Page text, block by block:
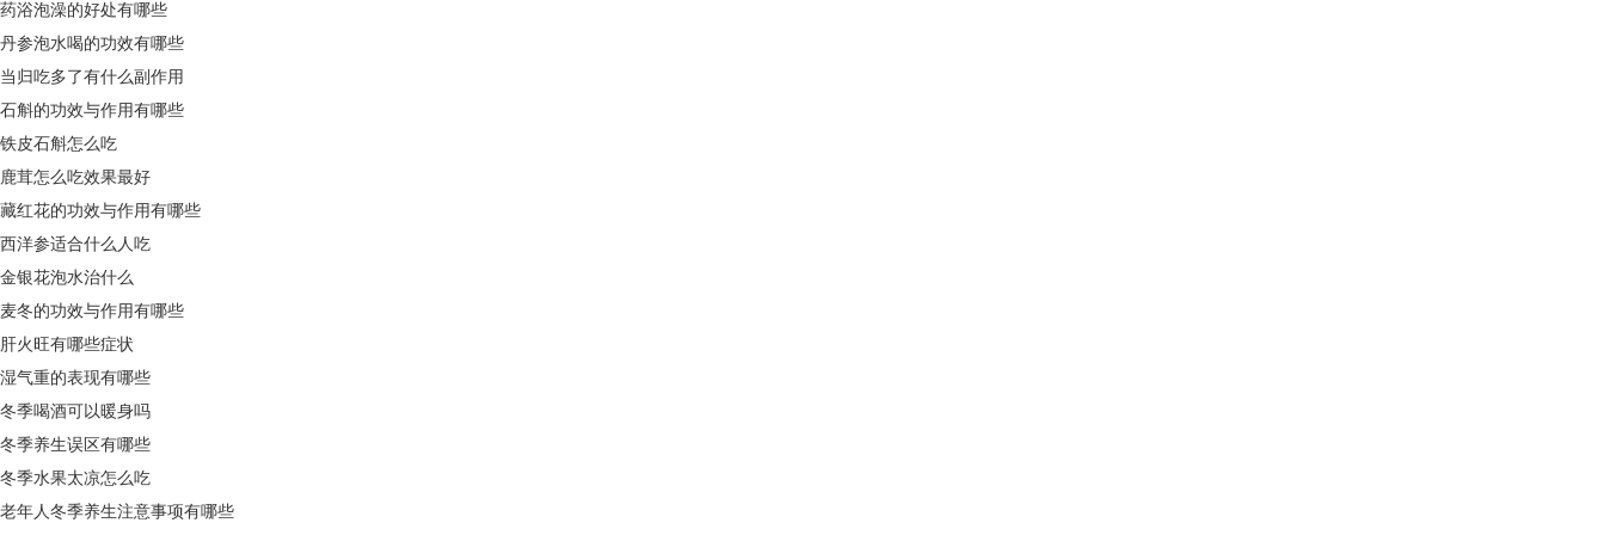
药浴泡澡的好处有哪些
丹参泡水喝的功效有哪些
当归吃多了有什么副作用
石斛的功效与作用有哪些
铁皮石斛怎么吃
鹿茸怎么吃效果最好
藏红花的功效与作用有哪些
西洋参适合什么人吃
金银花泡水治什么
麦冬的功效与作用有哪些
肝火旺有哪些症状
湿气重的表现有哪些
冬季喝酒可以暖身吗
冬季养生误区有哪些
冬季水果太凉怎么吃
老年人冬季养生注意事项有哪些